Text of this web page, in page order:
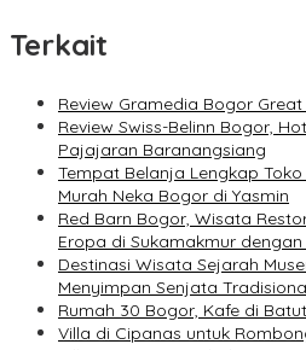
Terkait
Review Gramedia Bogor
Review Swiss-Belinn Bogor,
Pajajaran Baranangsiang
Tempat Belanja Lengkap
Murah Neka Bogor di Yasmin
Red Barn Bogor, Wisata
Eropa di Sukamakmur
Destinasi Wisata Sejarah
Menyimpan Senjata
Rumah 30 Bogor, Kafe di
Villa di Cipanas untuk